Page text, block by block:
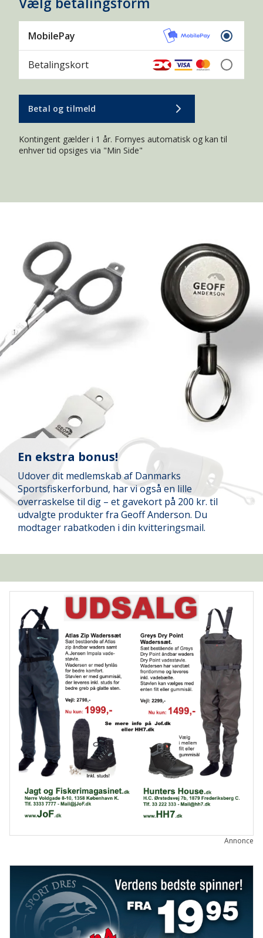
MobilePay
Betalingskort
Betal og tilmeld
Kontingent gælder i 1 år. Fornyes automatisk og kan til
enhver tid opsiges via "Min Side"
En ekstra bonus!
Udover dit medlemskab af Danmarks
Sportsfiskerforbund, har vi også en lille
overraskelse til dig – et gavekort på 200 kr. til
udvalgte produkter fra Geoff Anderson. Du
modtager rabatkoden i din kvitteringsmail.
Annonce